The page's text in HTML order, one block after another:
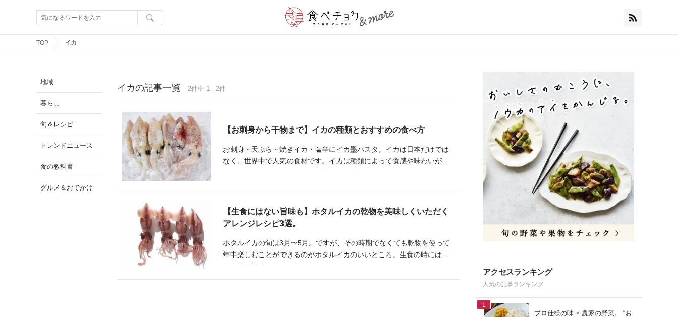
TOP イカ
地域
暮らし
旬＆レシピ
トレンドニュース
食の教科書
グルメ＆おでかけ
イカの記事一覧 2件中 1 - 2件
【お刺身から干物まで】イカの種類とおすすめの食べ方
お刺身・天ぷら・焼きイカ・塩辛にイカ墨パスタ。イカは日本だけでは
なく、世界中で人気の食材です。イカは種類によって食感や味わいが異
【生食にはない旨味も】ホタルイカの乾物を美味しくいただく
アレンジレシピ3選。
ホタルイカの旬は3月〜5月。ですが、その時期でなくても乾物を使って
年中楽しむことができるのがホタルイカのいいところ。生食の時にはな
アクセスランキング
人気の記事ランキング
1
プロ仕様の味 × 農家の野菜。 “お